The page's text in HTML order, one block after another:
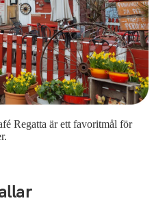
Regatta är ett favoritmål för